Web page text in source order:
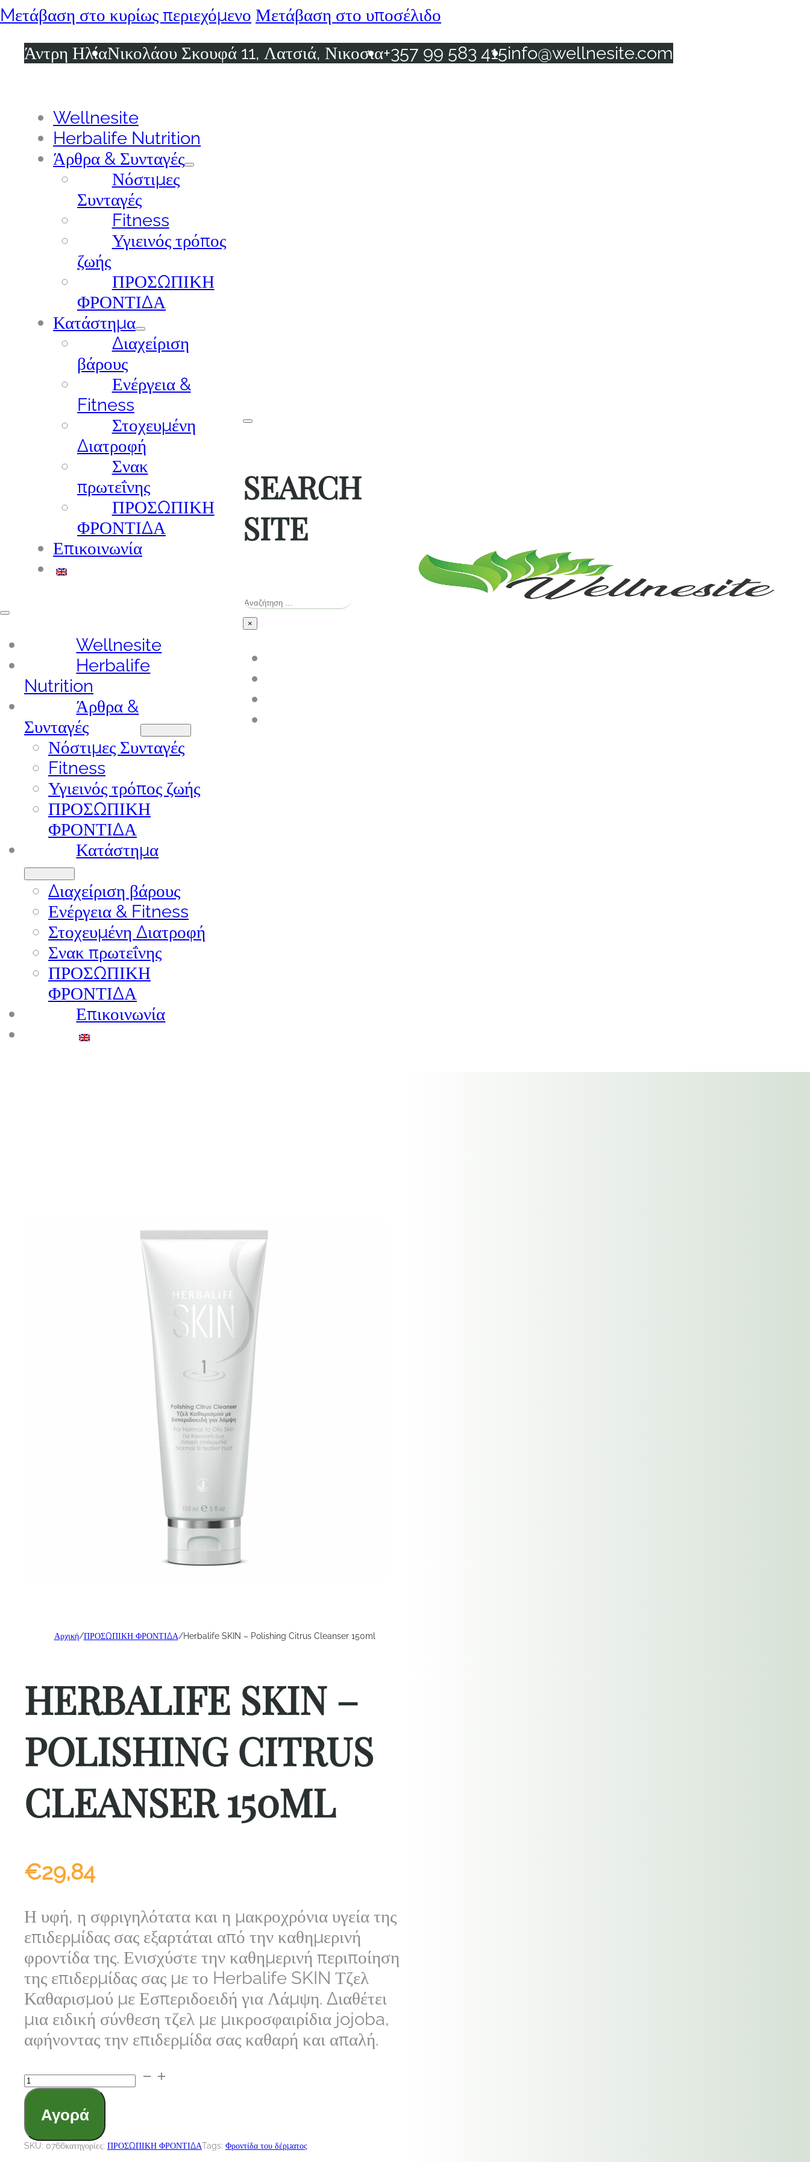
Mετάβαση στο κυρίως περιεχόμενο Μετάβαση στο υποσέλιδο
Άντρη ΗλίαΝικολάου Σκουφά 11, Λατσιά, Νικοσια+357 99 583 415info@wellnesite.com
Wellnesite
Herbalife Nutrition
Άρθρα & Συνταγές
Νόστιμες
Συνταγές
Fitness
Υγιεινός τρόπος
ζωής
ΠΡΟΣΩΠΙΚΗ
ΦΡΟΝΤΙΔΑ
Κατάστημα
Διαχείριση
βάρους
Ενέργεια &
Fitness
Στοχευμένη
Διατροφή
Σνακ
πρωτεΐνης
ΠΡΟΣΩΠΙΚΗ
ΦΡΟΝΤΙΔΑ
Επικοινωνία
Wellnesite
Herbalife
Nutrition
Άρθρα &
Συνταγές
Νόστιμες Συνταγές
Fitness
Υγιεινός τρόπος ζωής
ΠΡΟΣΩΠΙΚΗ
ΦΡΟΝΤΙΔΑ
Κατάστημα
Διαχείριση βάρους
Ενέργεια & Fitness
Στοχευμένη Διατροφή
Σνακ πρωτεΐνης
ΠΡΟΣΩΠΙΚΗ
ΦΡΟΝΤΙΔΑ
Επικοινωνία
SEARCH
SITE
Αναζήτηση
×
Αρχική/ΠΡΟΣΩΠΙΚΗ ΦΡΟΝΤΙΔΑ/Herbalife SKIN – Polishing Citrus Cleanser 150ml
HERBALIFE SKIN –
POLISHING CITRUS
CLEANSER 150ML
€29,84
Η υφή, η σφριγηλότατα και η μακροχρόνια υγεία της
επιδερμίδας σας εξαρτάται από την καθημερινή
φροντίδα της. Ενισχύστε την καθημερινή περιποίηση
της επιδερμίδας σας με το Herbalife SKIN Τζελ
Καθαρισμού με Εσπεριδοειδή για Λάμψη. Διαθέτει
μια ειδική σύνθεση τζελ με μικροσφαιρίδια jojoba,
αφήνοντας την επιδερμίδα σας καθαρή και απαλή.
Herbalife
SKIN
Polishing
Αγορά
SKU: 0766κατηγορίες: ΠΡΟΣΩΠΙΚΗ ΦΡΟΝΤΙΔΑTags: Φροντίδα του δέρματος